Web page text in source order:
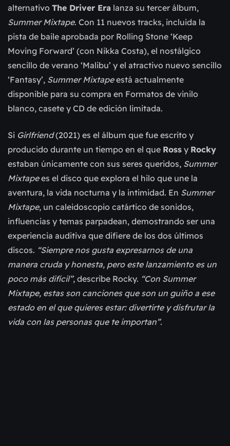
alternativo The Driver Era lanza su tercer álbum,
Summer Mixtape. Con 11 nuevos tracks, incluida la
pista de baile aprobada por Rolling Stone ‘Keep
Moving Forward’ (con Nikka Costa), el nostálgico
sencillo de verano ‘Malibu’ y el atractivo nuevo sencillo
‘Fantasy’, Summer Mixtapeestá actualmente
disponible para su compra en Formatos de vinilo
blanco, casete y CD de edición limitada.
Si Girlfriend(2021) es el álbum que fue escrito y
producido durante un tiempo en el que Ross y Rocky
estaban únicamente con sus seres queridos, Summer
Mixtapees el disco que explora el hilo que une la
aventura, la vida nocturna y la intimidad. En Summer
Mixtape, un caleidoscopio catártico de sonidos,
influencias y temas parpadean, demostrando ser una
experiencia auditiva que difiere de los dos últimos
discos. “Siempre nos gusta expresarnos de una
manera cruda y honesta, pero este lanzamiento es un
poco más difícil”, describe Rocky. “Con Summer
Mixtape, estas son canciones que son un guiño a ese
estado en el que quieres estar: divertirte y disfrutar la
vida con las personas que te importan”.